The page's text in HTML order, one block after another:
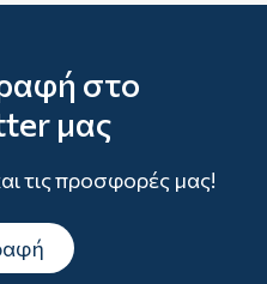
στο
μας
τις προσφορές μας!